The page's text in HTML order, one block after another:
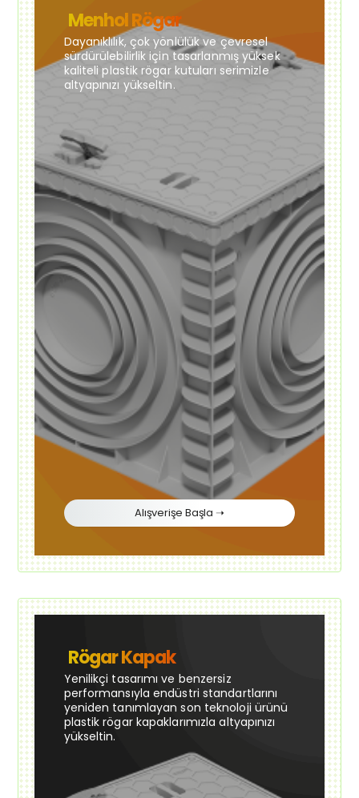
Menhol Rögar
Dayanıklılık, çok yönlülük ve çevresel
sürdürülebilirlik için tasarlanmış yüksek
kaliteli plastik rögar kutuları serimizle
altyapınızı yükseltin.
Alışverişe Başla ➝
Rögar Kapak
Yenilikçi tasarımı ve benzersiz
performansıyla endüstri standartlarını
yeniden tanımlayan son teknoloji ürünü
plastik rögar kapaklarımızla altyapınızı
yükseltin.